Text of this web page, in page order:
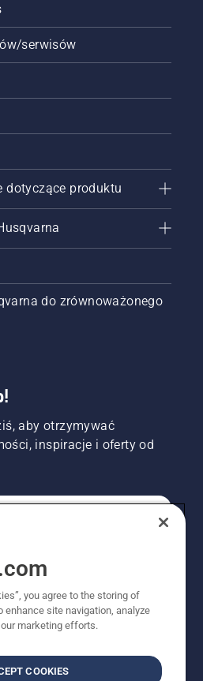
serwisów
dotyczące produktu
do zrównoważonego
aby otrzymywać
inspiracje i oferty od
you agree to the storing of
enhance site navigation, analyze
marketing efforts.
COOKIES